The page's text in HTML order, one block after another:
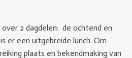
2 dagdelen: de ochtend en
er een uitgebreide lunch. Om
plaats en bekendmaking van